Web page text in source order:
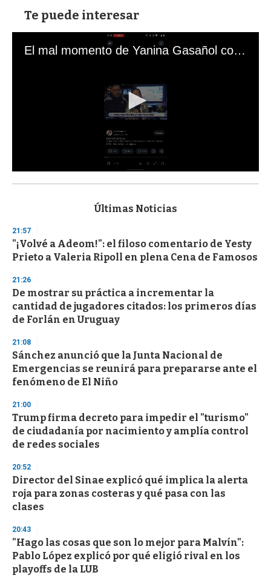
Te puede interesar
El mal momento de Yanina Gasañol con un hincha argentino en "Subrayado"
s
d
s
o
f
3
s
c
o
d
s
Últimas Noticias
21:57
"¡Volvé a Adeom!": el filoso comentario de Yesty
Prieto a Valeria Ripoll en plena Cena de Famosos
21:26
De mostrar su práctica a incrementar la
cantidad de jugadores citados: los primeros días
de Forlán en Uruguay
21:08
Sánchez anunció que la Junta Nacional de
Emergencias se reunirá para prepararse ante el
fenómeno de El Niño
21:00
Trump firma decreto para impedir el "turismo"
de ciudadanía por nacimiento y amplía control
de redes sociales
20:52
Director del Sinae explicó qué implica la alerta
roja para zonas costeras y qué pasa con las
clases
20:43
"Hago las cosas que son lo mejor para Malvín":
Pablo López explicó por qué eligió rival en los
playoffs de la LUB